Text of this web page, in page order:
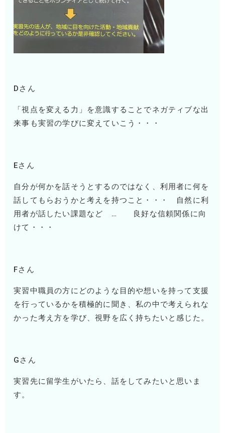
Dさん
「視点を変える力」を意識することでネガティブな出
来事も実習の学びに変えていこう・・・
Eさん
自分が何かを話そうとするのではなく、利用者に何を
話してもらおうかと考えを持つこと・・・ 自然に利
用者が話したい課題など … 良好な信頼関係に向
けて・・・
Fさん
実習中職員の方にどのような目的や想いを持って支援
を行っているかを積極的に聞き、私の中で考えられな
かった考え方を学び、視野を広く持ちたいと感じた。
Gさん
実習先に留学生がいたら、話をしてみたいと思いま
す。